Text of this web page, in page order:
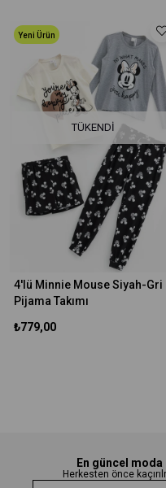
TÜKENDI
4'lü Minnie Mouse Siyah-Gri
Pijama Takımı
Yeni Ürün
₺779,00
En güncel
Herkesten önce